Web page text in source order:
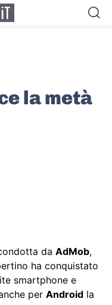
la metà
da AdMob,
ha conquistato
smartphone e
per Android la